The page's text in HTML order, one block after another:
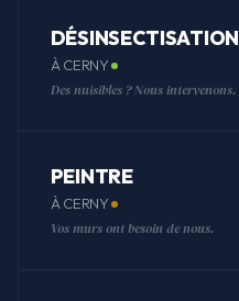
DÉSINSECTISATION
À CERNY
Des nuisibles ? Nous intervenons.
PEINTRE
À CERNY
Vos murs ont besoin de nous.